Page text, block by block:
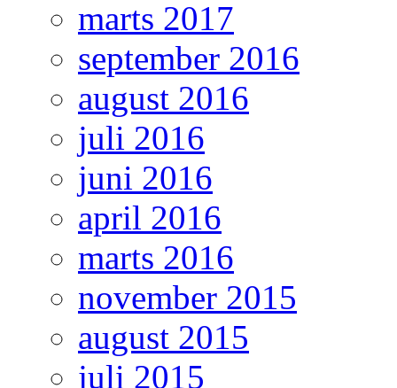
marts 2017
september 2016
august 2016
juli 2016
juni 2016
april 2016
marts 2016
november 2015
august 2015
juli 2015